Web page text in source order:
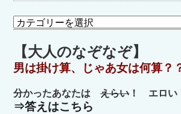
カ
テ
ゴ
リ
ー
【大人のなぞなぞ】
男は掛け算、じゃあ女は何算？
分かったあなたはえらい！ エロい
⇒答えはこちら